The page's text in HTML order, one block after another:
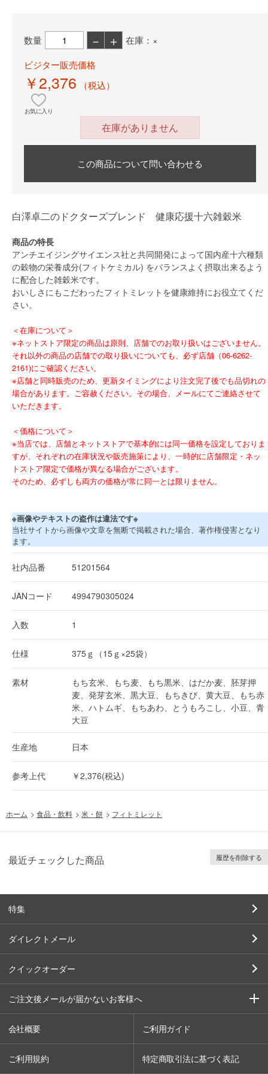
数量 － ＋
在庫：×
ビジター販売価格
￥2,376 （税込）
お気に入り
在庫がありません
この商品について問い合わせる
白澤卓二のドクターズブレンド 健康応援十六雑穀米
商品の特長
アンチエイジングサイエンス社と共同開発によって国内産十六種類
の穀物の栄養成分(フィトケミカル) をバランスよく摂取出来るよう
に配合した雑穀米です。
おいしさにもこだわったフィトミレットを健康維持にお役立てくだ
さい。
＜在庫について＞
※ネットストア限定の商品は原則、店舗でのお取り扱いはございません。
それ以外の商品の店舗での取り扱いについても、必ず店舗（06-6262-
2161)にご確認ください。
※店舗と同時販売のため、更新タイミングにより注文完了後でも品切れの
場合があります。ご容赦ください。その場合、メールにてご連絡させて
いただきます。
＜価格について＞
※当店では、店舗とネットストアで基本的には同一価格を設定しておりま
すが、それぞれの在庫状況や販売施策により、一時的に店舗限定・ネッ
トストア限定で価格が異なる場合がございます。
そのため、必ずしも両方の価格が常に同一とは限りません。
※画像やテキストの盗作は違法です※
当社サイトから画像や文章を無断で掲載された場合、著作権侵害となり
ます。
社内品番 51201564
JANコード 4994790305024
入数 1
仕様 375ｇ（15ｇ×25袋）
素材
もち玄米、もち麦、もち黒米、はだか麦、胚芽押
麦、発芽玄米、黒大豆、もちきび、黄大豆、もち赤
米、ハトムギ、もちあわ、とうもろこし、小豆、青
大豆
生産地 日本
参考上代 ￥2,376(税込)
ホーム > 食品・飲料 > 米・餅 > フィトミレット
最近チェックした商品 履歴を削除する
特集
ダイレクトメール
クイックオーダー
ご注文後メールが届かないお客様へ
会社概要 ご利用ガイド
ご利用規約 特定商取引法に基づく表記